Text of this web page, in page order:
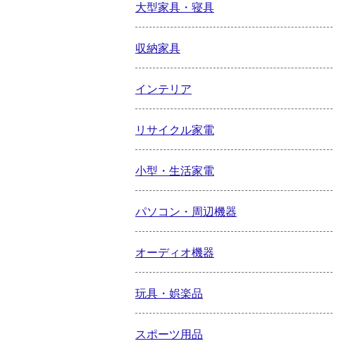
大型家具・寝具
収納家具
インテリア
リサイクル家電
小型・生活家電
パソコン・周辺機器
オーディオ機器
玩具・娯楽品
スポーツ用品